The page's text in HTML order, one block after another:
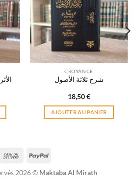
CROYANCE
شرح ثلاثة الأصول
18,50€
AJOUTER AU PANIER
Cash
Delivery
PayPal
2026 © Maktaba Al Mirath